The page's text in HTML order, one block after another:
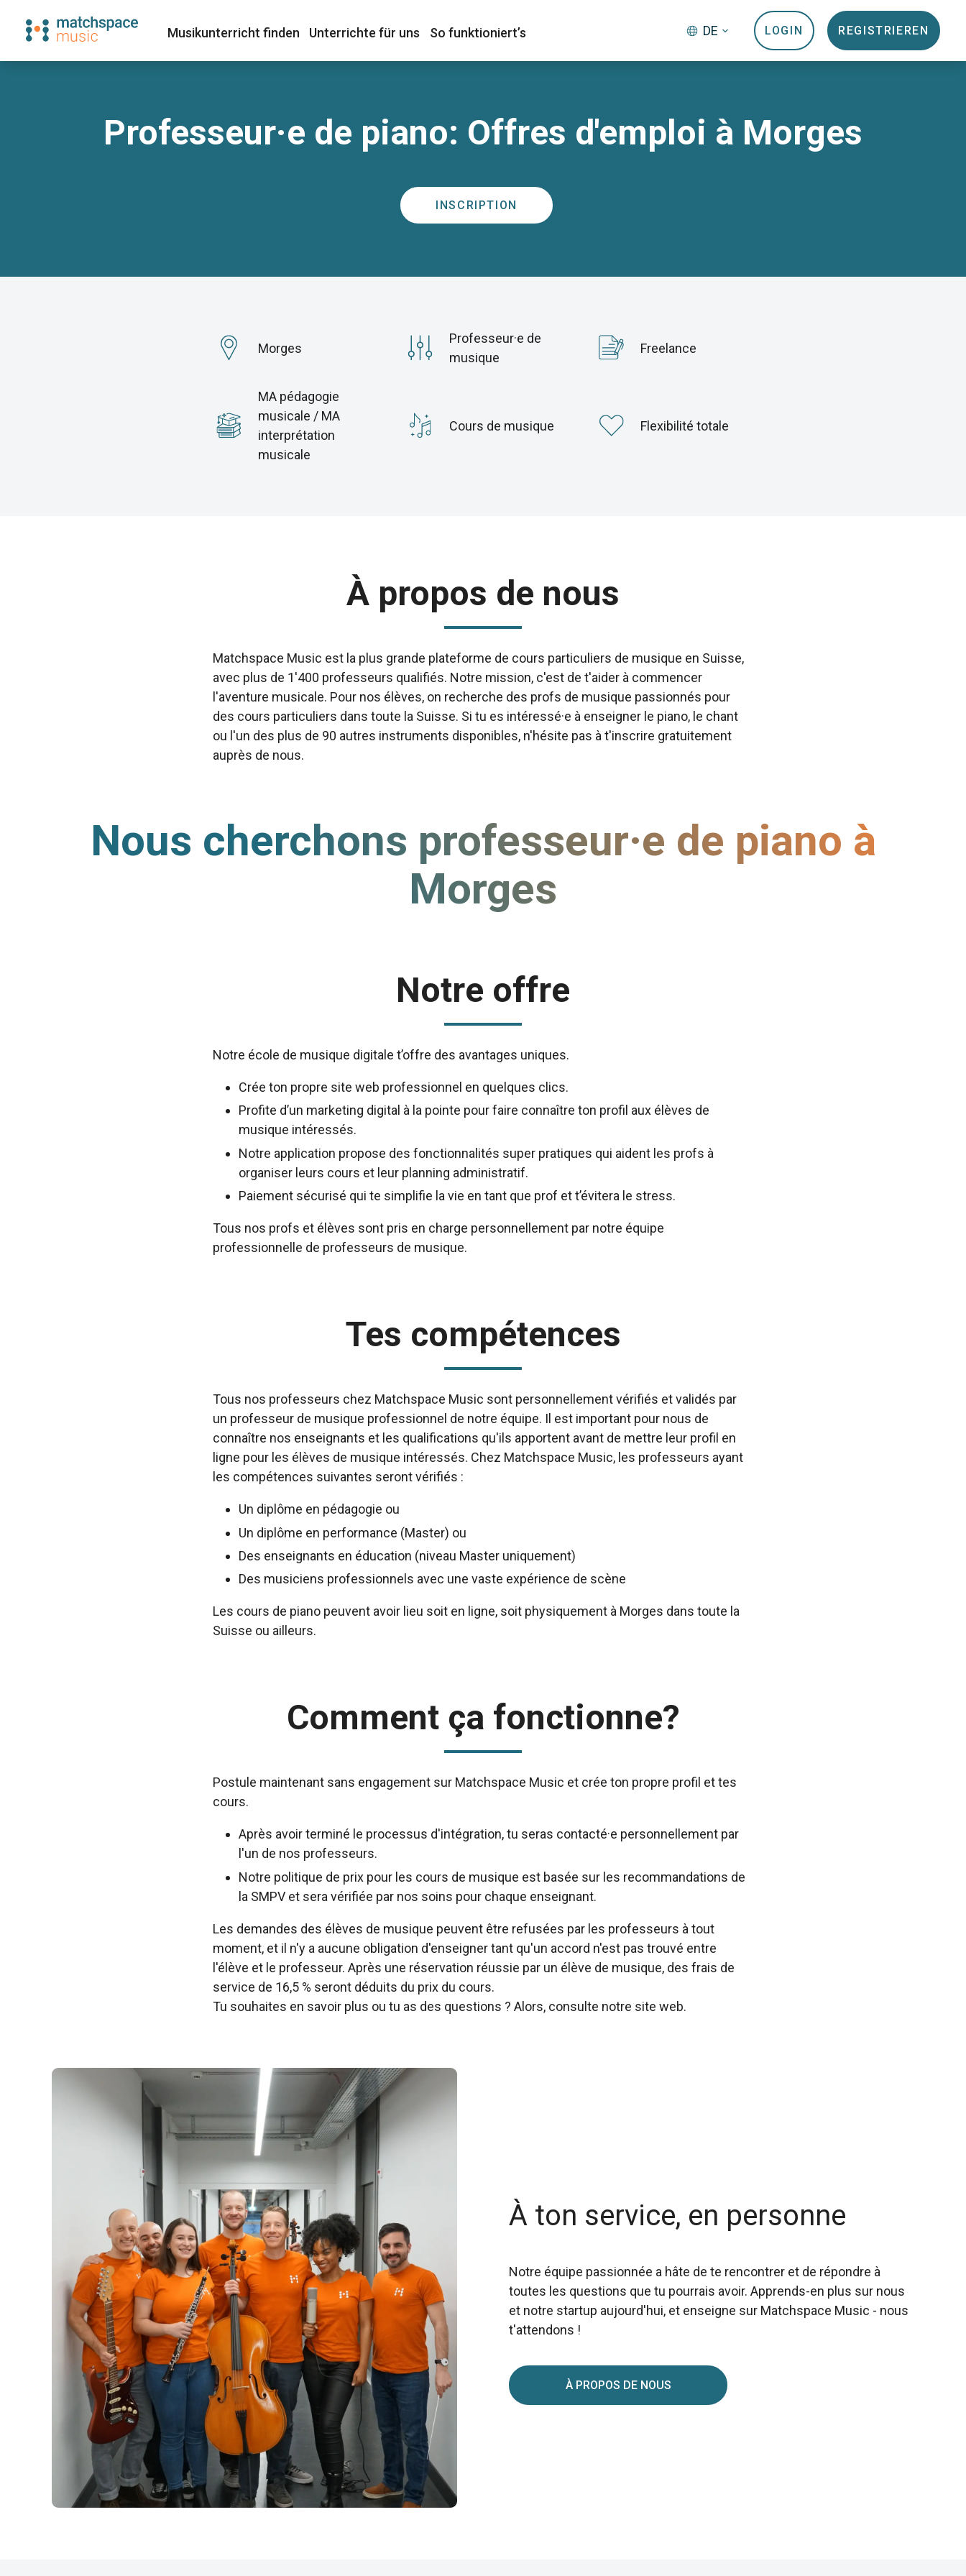
Musikunterricht finden​ Unterrichte für uns So funktioniert’s DE LOGIN REGISTRIEREN
Professeur·e de piano: Offres d'emploi à Morges
INSCRIPTION
Morges
Professeur·e de
musique
Freelance
MA pédagogie
musicale / MA
interprétation
musicale
Cours de musique Flexibilité totale
À propos de nous
Matchspace Music est la plus grande plateforme de cours particuliers de musique en Suisse,
avec plus de 1'400 professeurs qualifiés. Notre mission, c'est de t'aider à commencer
l'aventure musicale. Pour nos élèves, on recherche des profs de musique passionnés pour
des cours particuliers dans toute la Suisse. Si tu es intéressé·e à enseigner le piano, le chant
ou l'un des plus de 90 autres instruments disponibles, n'hésite pas à t'inscrire gratuitement
auprès de nous.
Nous cherchons professeur·e de piano à
Morges
Notre offre
Notre école de musique digitale t’offre des avantages uniques.
Crée ton propre site web professionnel en quelques clics.
Profite d’un marketing digital à la pointe pour faire connaître ton profil aux élèves de
musique intéressés.
Notre application propose des fonctionnalités super pratiques qui aident les profs à
organiser leurs cours et leur planning administratif.
Paiement sécurisé qui te simplifie la vie en tant que prof et t’évitera le stress.
Tous nos profs et élèves sont pris en charge personnellement par notre équipe
professionnelle de professeurs de musique.
Tes compétences
Tous nos professeurs chez Matchspace Music sont personnellement vérifiés et validés par
un professeur de musique professionnel de notre équipe. Il est important pour nous de
connaître nos enseignants et les qualifications qu'ils apportent avant de mettre leur profil en
ligne pour les élèves de musique intéressés. Chez Matchspace Music, les professeurs ayant
les compétences suivantes seront vérifiés :
Un diplôme en pédagogie ou
Un diplôme en performance (Master) ou
Des enseignants en éducation (niveau Master uniquement)
Des musiciens professionnels avec une vaste expérience de scène
Les cours de piano peuvent avoir lieu soit en ligne, soit physiquement à Morges dans toute la
Suisse ou ailleurs.
Comment ça fonctionne?
Postule maintenant sans engagement sur Matchspace Music et crée ton propre profil et tes
cours.
Après avoir terminé le processus d'intégration, tu seras contacté·e personnellement par
l'un de nos professeurs.
Notre politique de prix pour les cours de musique est basée sur les recommandations de
la SMPV et sera vérifiée par nos soins pour chaque enseignant.
Les demandes des élèves de musique peuvent être refusées par les professeurs à tout
moment, et il n'y a aucune obligation d'enseigner tant qu'un accord n'est pas trouvé entre
l'élève et le professeur. Après une réservation réussie par un élève de musique, des frais de
service de 16,5 % seront déduits du prix du cours.
Tu souhaites en savoir plus ou tu as des questions ? Alors, consulte notre site web.
À ton service, en personne
Notre équipe passionnée a hâte de te rencontrer et de répondre à
toutes les questions que tu pourrais avoir. Apprends-en plus sur nous
et notre startup aujourd'hui, et enseigne sur Matchspace Music - nous
t'attendons !
À PROPOS DE NOUS